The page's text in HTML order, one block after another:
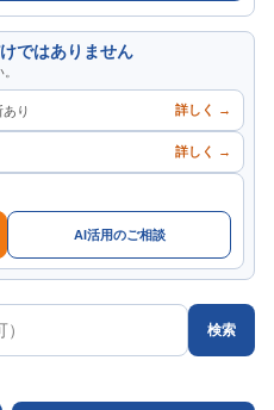
ではありません
り 詳しく →
詳しく →
AI活用のご相談
検索